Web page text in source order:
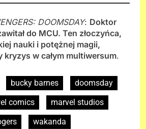
DOOMSDAY: Doktor
do MCU. Ten złoczyńca,
nauki i potężnej magii,
kryzys w całym multiwersum.
bucky barnes
doomsday
comics
marvel studios
wakanda